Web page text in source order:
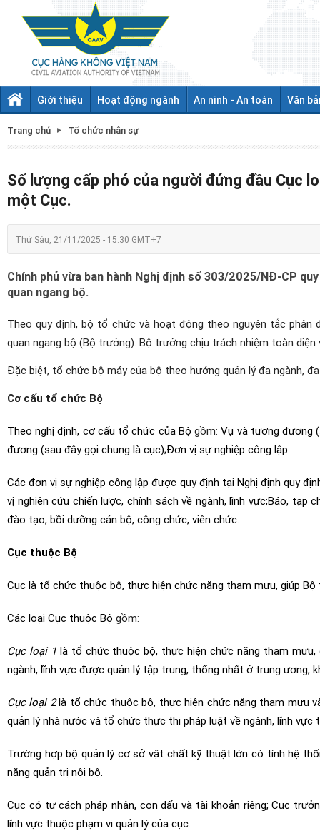
Giới thiệu Hoạt động ngành An ninh - An toàn Văn
Trang chủ Tổ chức nhân sự
Số lượng cấp phó của người đứng đầu Cục
một Cục.
Thứ Sáu, 21/11/2025 - 15:30 GMT+7
Chính phủ vừa ban hành Nghị định số 303/2025/NĐ-CP
quan ngang bộ.
Theo quy định, bộ tổ chức và hoạt động theo nguyên tắc
quan ngang bộ (Bộ trưởng). Bộ trưởng chịu trách nhiệm toàn
Đặc biệt, tổ chức bộ máy của bộ theo hướng quản lý đa ngành,
Cơ cấu tổ chức Bộ
Theo nghị định, cơ cấu tổ chức của Bộ gồm:Vụ và tương đương
đương (sau đây gọi chung là cục);Đơn vị sự nghiệp công lập.
Các đơn vị sự nghiệp công lập được quy định tại Nghị định quy
vị nghiên cứu chiến lược, chính sách về ngành, lĩnh vực;Báo, tạp
đào tạo, bồi dưỡng cán bộ, công chức, viên chức.
Cục thuộc Bộ
Cục là tổ chức thuộc bộ, thực hiện chức năng tham mưu, giúp
Các loại Cục thuộc Bộ gồm:
Cục loại 1là tổ chức thuộc bộ, thực hiện chức năng tham
ngành, lĩnh vực được quản lý tập trung, thống nhất ở trung ương,
Cục loại 2là tổ chức thuộc bộ, thực hiện chức năng tham mưu
quản lý nhà nước và tổ chức thực thi pháp luật về ngành, lĩnh vực
Trường hợp bộ quản lý cơ sở vật chất kỹ thuật lớn có tính hệ
năng quản trị nội bộ.
Cục có tư cách pháp nhân, con dấu và tài khoản riêng; Cục
lĩnh vực thuộc phạm vi quản lý của cục.